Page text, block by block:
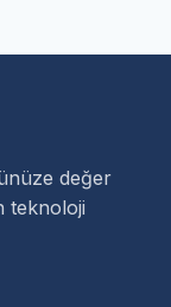
değer
teknoloji